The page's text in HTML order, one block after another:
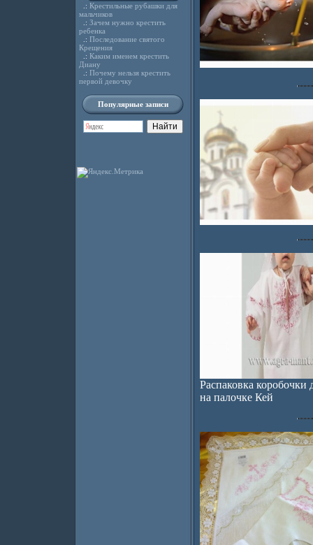
.: Крестильные рубашки для
мальчиков
.: Зачем нужно крестить
ребенка
.: Последование святого
Крещения
.: Каким именем крестить
Диану
.: Почему нельзя крестить
первой девочку
Популярные записи
Распаковка
на палочке Кей